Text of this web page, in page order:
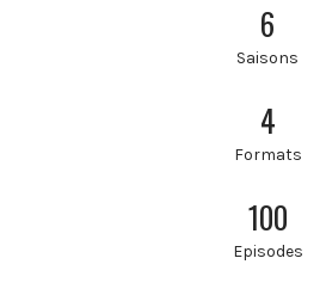
6
Saisons
4
Formats
100
Episodes